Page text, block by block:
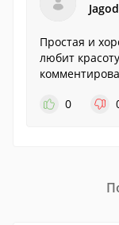
Простая и
любит
0